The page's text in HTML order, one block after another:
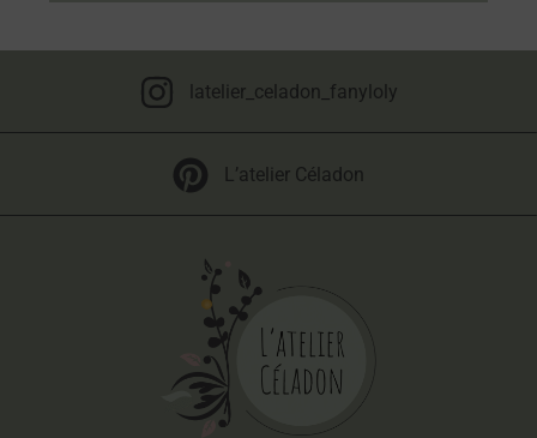
latelier_celadon_fanyloly
L’atelier Céladon